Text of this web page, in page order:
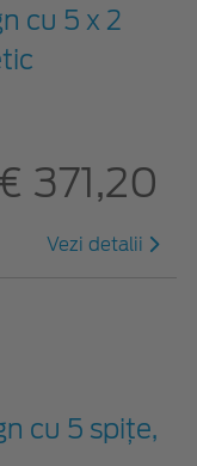
cu 5 x 2
371,20
Vezi detalii
cu 5 spiţe,